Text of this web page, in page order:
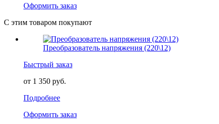
Оформить заказ
С этим товаром покупают
Преобразователь напряжения (220\12)
Быстрый заказ
от 1 350 руб.
Подробнее
Оформить заказ